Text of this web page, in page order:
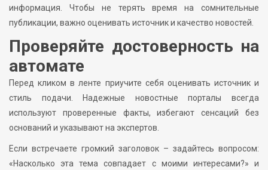
информация. Чтобы не терять время на сомнительные
публикации, важно оценивать источник и качество новостей.
Проверяйте достоверность на
автомате
Перед кликом в ленте приучите себя оценивать источник и
стиль подачи. Надежные новостные порталы всегда
используют проверенные факты, избегают сенсаций без
оснований и указывают на экспертов.
Если встречаете громкий заголовок – задайтесь вопросом:
«Насколько эта тема совпадает с моими интересами?» и